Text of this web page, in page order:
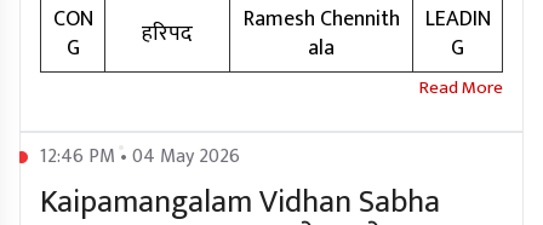
CON
G
हरिपद
Ramesh Chennith
ala
LEADIN
G
12:46 PM • 04 May 2026
Kaipamangalam Vidhan Sabha